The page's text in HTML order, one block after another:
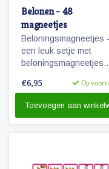
Belonen - 48
magneetjes
Beloningsmagneetjes -
een leuk setje met
beloningsmagneetjes
jongens als meisjes.
€6,95 Op
Toevoegen aan